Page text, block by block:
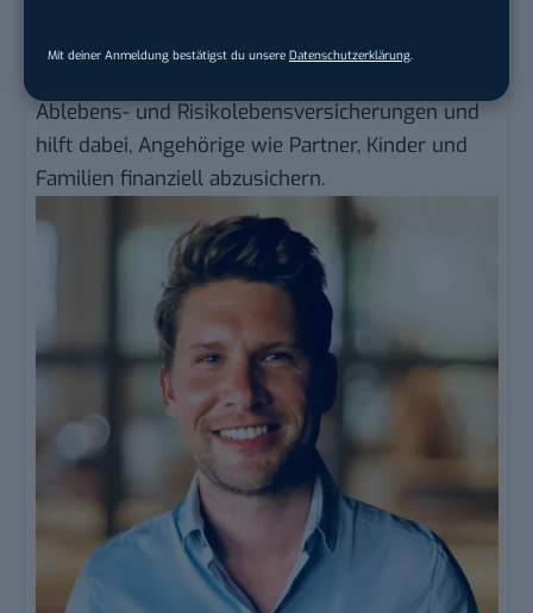
Mit deiner Anmeldung bestätigst du unsere Datenschutzerklärung.
Fachwissen in diesem Bereich. Livv.at ermöglicht
Ablebens- und Risikolebensversicherungen und
hilft dabei, Angehörige wie Partner, Kinder und
Familien finanziell abzusichern.